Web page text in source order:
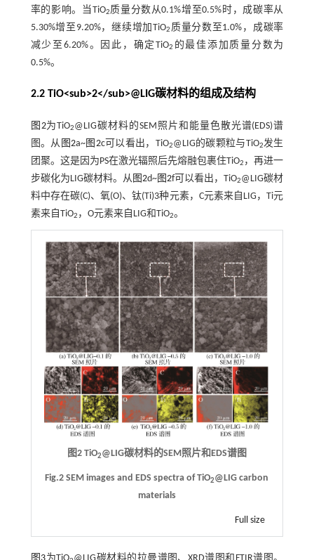
率的影响。当TiO2质量分数从0.1%增至0.5%时，成碳率从
5.30%增至9.20%，继续增加TiO2 质量分数至1.0%，成碳率
减少至6.20%。因此，确定TiO2 的最佳添加质量分数为
0.5%。
2.2 TiO<sub>2</sub>@LIG碳材料的组成及结构
图2为TiO2@LIG碳材料的SEM照片和能量色散光谱(EDS)谱
图。从 图2a~图2c可以看出，TiO2@LIG的碳颗粒与TiO2发生
团聚。这是因为PS在激光辐照后先熔融包裹住TiO2 ，再进一
步碳化为LIG碳材料。从 图2d~图2f可以看出，TiO2@LIG碳材
料中存在碳(C)、氧(O)、钛(Ti)3种元素，C元素来自LIG，Ti元
素来自TiO2 ，O元素来自LIG和TiO2。
图2 TiO2@LIG碳材料的SEM照片和EDS谱图
Fig.2 SEM images and EDS spectra of TiO2@LIG carbon
materials
Full size